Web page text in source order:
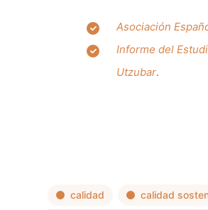
Asociación
Informe del
Utzubar.
calidad calidad